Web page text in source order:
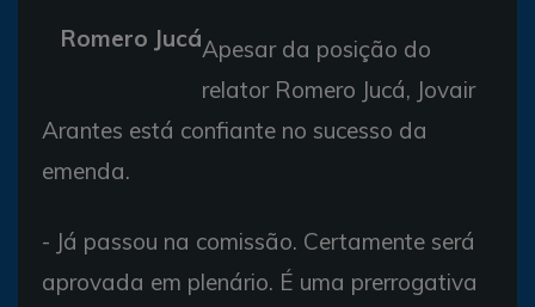
Romero JucáApesar da posição do
relator Romero Jucá, Jovair
Arantes está confiante no sucesso da
emenda.
- Já passou na comissão. Certamente será
aprovada em plenário. É uma prerrogativa